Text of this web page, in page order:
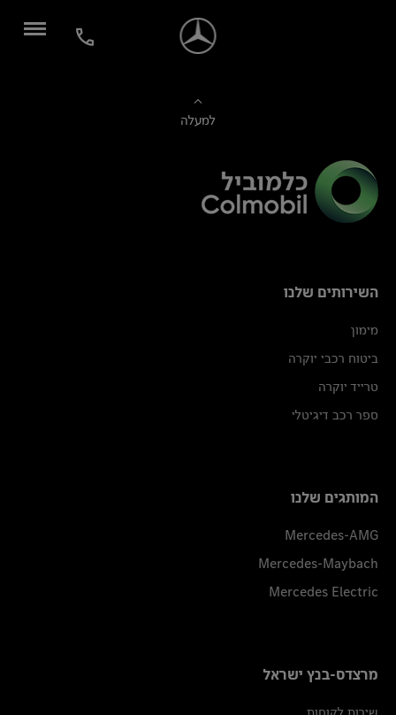
למעלה
השירותים שלנו
מימון
ביטוח רכבי יוקרה
טרייד יוקרה
ספר רכב דיגיטלי
המותגים שלנו
Mercedes-AMG
Mercedes-Maybach
Mercedes Electric
מרצדס-בנץ ישראל